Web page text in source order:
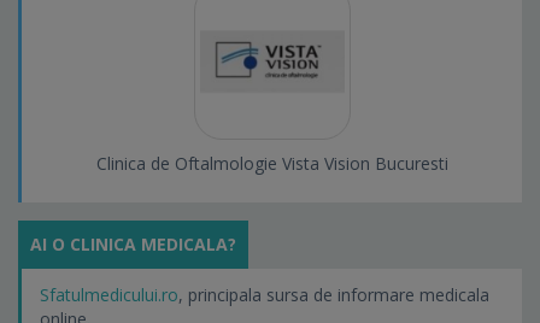
Clinica de Oftalmologie Vista Vision Bucuresti
AI O CLINICA MEDICALA?
Sfatulmedicului.ro, principala sursa de informare medicala